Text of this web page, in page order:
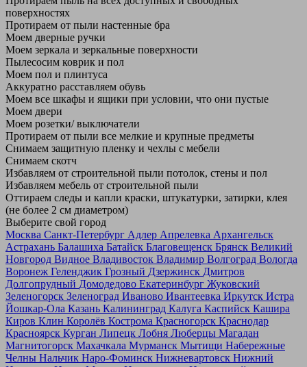
поверхностях
Протираем от пыли настенные бра
Моем дверные ручки
Моем зеркала и зеркальные поверхности
Пылесосим коврик и пол
Моем пол и плинтуса
Аккуратно расставляем обувь
Моем все шкафы и ящики при условии, что они пустые
Моем двери
Моем розетки/ выключатели
Протираем от пыли все мелкие и крупные предметы
Снимаем защитную пленку и чехлы с мебели
Снимаем скотч
Избавляем от строительной пыли потолок, стены и пол
Избавляем мебель от строительной пыли
Оттираем следы и капли краски, штукатурки, затирки, клея
(не более 2 см диаметром)
Выберите свой город
Москва Санкт-Петербург Адлер Апрелевка Архангельск
Астрахань Балашиха Батайск Благовещенск Брянск Великий
Новгород Видное Владивосток Владимир Волгоград Вологда
Воронеж Геленджик Грозный Дзержинск Дмитров
Долгопрудный Домодедово Екатеринбург Жуковский
Зеленогорск Зеленоград Иваново Ивантеевка Иркутск Истра
Йошкар-Ола Казань Калининград Калуга Каспийск Кашира
Киров Клин Королёв Кострома Красногорск Краснодар
Красноярск Курган Липецк Лобня Люберцы Магадан
Магнитогорск Махачкала Мурманск Мытищи Набережные
Челны Нальчик Наро-Фоминск Нижневартовск Нижний